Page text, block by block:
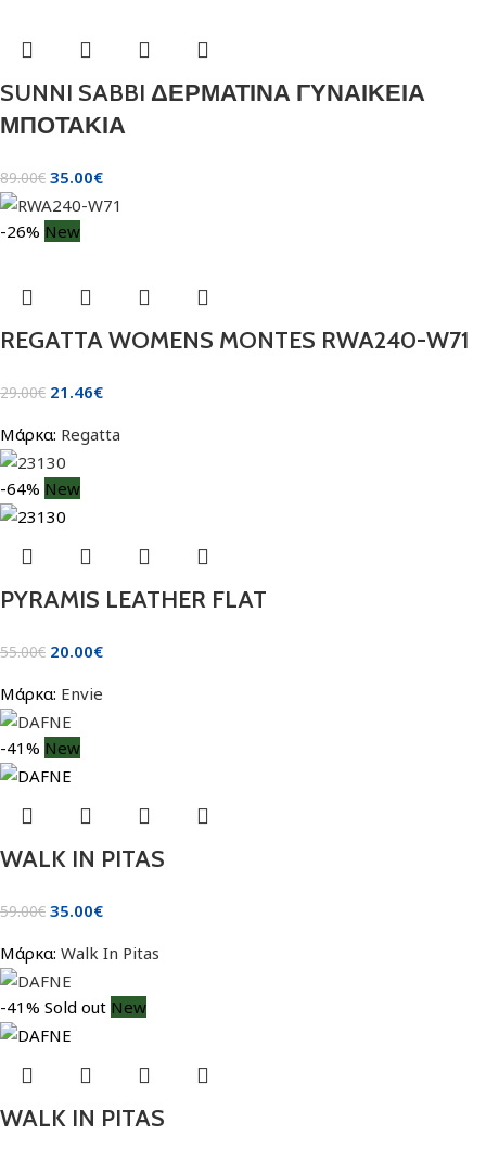
SUNNI SABBI ΔΕΡΜΑΤΙΝΑ ΓΥΝΑΙΚΕΙΑ
ΜΠΟΤΑΚΙΑ
89.00€ 35.00€
-26% New
REGATTA WOMENS MONTES RWA240-W71
29.00€ 21.46€
Μάρκα: Regatta
-64% New
PYRAMIS LEATHER FLAT
55.00€ 20.00€
Μάρκα: Envie
-41% New
WALK IN PITAS
59.00€ 35.00€
Μάρκα: Walk In Pitas
-41% Sold out New
WALK IN PITAS